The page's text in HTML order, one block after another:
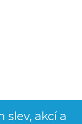
slev, akcí a